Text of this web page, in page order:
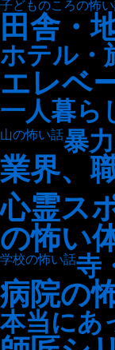
子どものころの怖
田舎・
ホテル・
エレベ
一人暮ら
山の怖い話暴
業界、
心霊ス
の怖い
学校の怖い話寺
病院の
本当にあ